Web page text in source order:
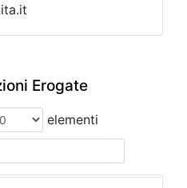
Erogate
elementi